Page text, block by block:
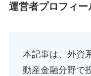
運営者プロフィー
本記事は、外資
動産金融分野で